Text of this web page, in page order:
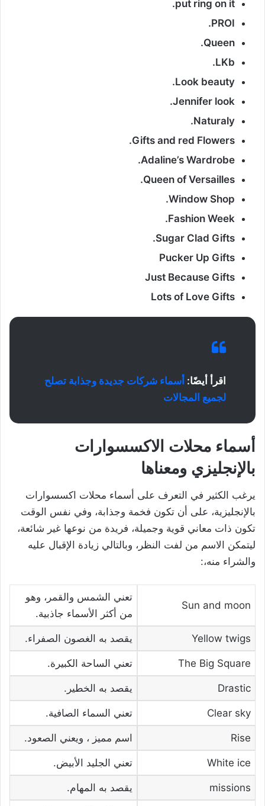
put ring on it.
PROI.
Queen.
LKb.
Look beauty.
Jennifer look.
Naturaly.
Gifts and red Flowers.
Adaline’s Wardrobe.
Queen of Versailles.
Window Shop.
Fashion Week.
Sugar Clad Gifts.
Pucker Up Gifts
Just Because Gifts
Lots of Love Gifts
اقرأ أيضًا: أسماء شركات جديدة وجذابة تصلح
لجميع المجالات
أسماء محلات الاكسسوارات
بالإنجليزي ومعناها
يرغب الكثير في التعرف على أسماء محلات اكسسوارات
بالإنجليزية، على أن تكون فخمة وجذابة، وفي نفس الوقت
تكون ذات معاني قوية وجميلة، فريدة من نوعها غير شائعة،
ليتمكن الاسم من لفت النظر، وبالتالي زيادة الإقبال عليه
والشراء منه،:
Sun and moon
تعني الشمس والقمر، وهو
من أكثر الأسماء جاذبية.
Yellow twigs يقصد به الغصون الصفراء.
The Big Square تعني الساحة الكبيرة.
Drastic يقصد به الخطير.
Clear sky تعني السماء الصافية.
Rise اسم مميز ، ويعني الصعود.
White ice تعني الجليد الأبيض.
missions يقصد به المهام.